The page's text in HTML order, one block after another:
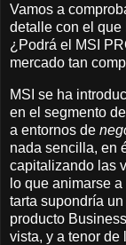
Vamos a
detalle con el que
¿Podrá el MSI
mercado tan
MSI se ha
en el segmento
a entornos de
nada sencilla, en
capitalizando las
lo que animarse
tarta supondría
producto
vista, y a tenor